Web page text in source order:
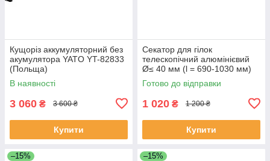
Кущоріз аккумуляторний без
акумулятора YATO YT-82833
(Польща)
В наявності
3 060 ₴ 3 600 ₴
Купити
Секатор для гілок
телескопічний алюмінієвий
Ø≤ 40 мм (l = 690-1030 мм)
FLO 99113 (Польща)
Готово до відправки
1 020 ₴ 1 200 ₴
Купити
–15% –15%